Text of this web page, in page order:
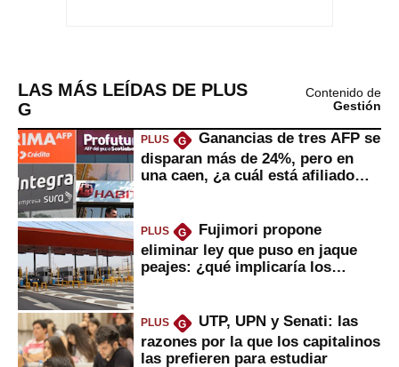
LAS MÁS LEÍDAS DE PLUS
G
Contenido de
Gestión
PLUS G
Ganancias de tres AFP se
disparan más de 24%, pero en
una caen, ¿a cuál está afiliado
PLUS G
Fujimori propone
eliminar ley que puso en jaque
peajes: ¿qué implicaría los
PLUS G
UTP, UPN y Senati: las
razones por la que los capitalinos
las prefieren para estudiar